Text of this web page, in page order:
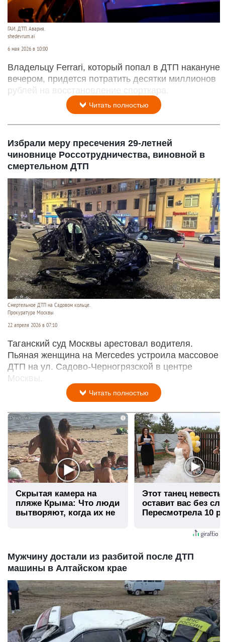
ГАИ. ДТП. Авария.
shedevrum.ai
6 мая 2026 в 10:00
Владельцу Ferrari, который попал в ДТП накануне
вечером, придется потратить десятки миллионов
рублей на восстановление спорткара.
Читать полностью
Избрали меру пресечения 29-летней
чиновнице Россотрудничества, виновной в
смертельном ДТП
Смертельное ДТП на Садовом кольце.
Прокуратура Москвы
22 апреля 2026 в 07:10
Таганский суд Москвы арестовал водителя.
Пьяная женщина на Mercedes устроила массовое
ДТП на ул. Садово-Черногрязской в центре
Москвы.
Читать полностью
i
Скрытая камера на
пляже Крыма: Что люди
вытворяют, когда их не
Этот танец невесты
оставит вас без
Пересмотрела 10
Мужчину достали из разбитой после ДТП
машины в Алтайском крае